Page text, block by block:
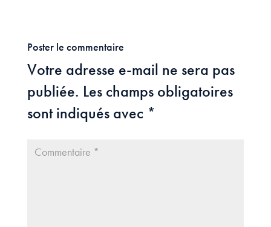
Poster le commentaire
Votre adresse e-mail ne sera pas
publiée. Les champs obligatoires
sont indiqués avec *